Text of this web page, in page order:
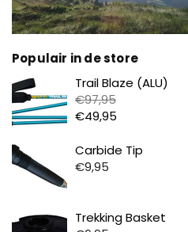
Populair in de store
Trail Blaze (ALU)
€97,95
€49,95
Carbide Tip
€9,95
Trekking Basket